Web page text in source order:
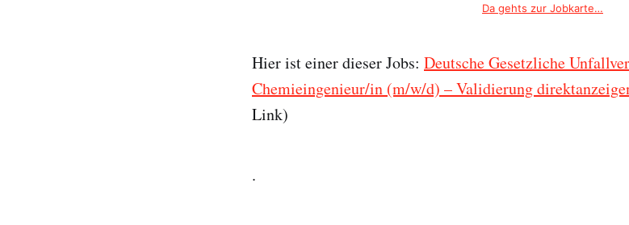
Da gehts zur Jobkarte…
Hier ist einer dieser Jobs: Deutsche Gesetzliche
Chemieingenieur/in (m/w/d) – Validierung
Link)
.